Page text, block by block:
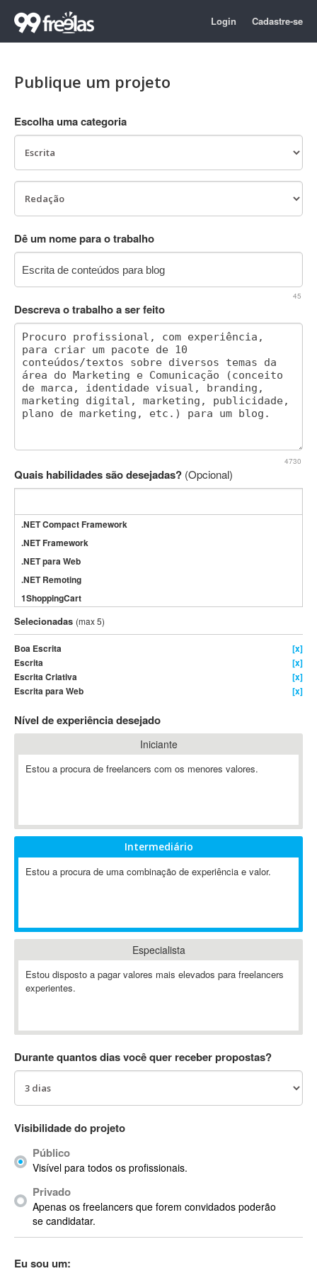
Login Cadastre-se
Publique um projeto
Escolha uma categoria
Dê um nome para o trabalho
45
Descreva o trabalho a ser feito
4730
Quais habilidades são desejadas? (Opcional)
.NET Compact Framework
.NET Framework
.NET para Web
.NET Remoting
1ShoppingCart
3DS Max
3GSM
4D Dimension
802.11
A&P
A2Billing
Ab Initio
ABIS
AbleCommerce
Ableton
Abstract
Abstract Window Toolkit (AWT)
AC Drives
ACDSee
ACPI
Acrobat X
Acronis
ACT
Actian
Actimize
ActionScript
Active Directory
Selecionadas (max 5)
Boa Escrita
[x]
Escrita
[x]
Escrita Criativa
[x]
Escrita para Web
[x]
Nível de experiência desejado
Iniciante
Estou a procura de freelancers com os menores valores.
Intermediário
Estou a procura de uma combinação de experiência e valor.
Especialista
Estou disposto a pagar valores mais elevados para freelancers
experientes.
Durante quantos dias você quer receber propostas?
Visibilidade do projeto
Público
Visível para todos os profissionais.
Privado
Apenas os freelancers que forem convidados poderão
se candidatar.
Eu sou um: